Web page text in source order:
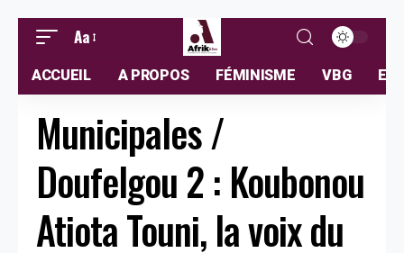
Aa
ACCUEIL A PROPOS FÉMINISME VBG
Municipales /
Doufelgou 2 : Koubonou
Atiota Touni, la voix du